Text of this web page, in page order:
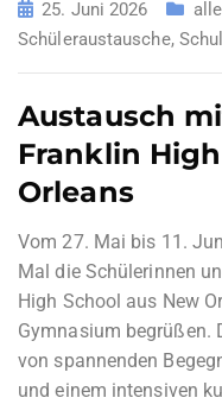
25. Juni 2026
Schüleraustausche,
Austausch
Franklin
Orleans
Vom 27. Mai bis 11.
Mal die Schülerinnen
High School aus New
Gymnasium begrüßen.
von spannenden
und einem intensiven